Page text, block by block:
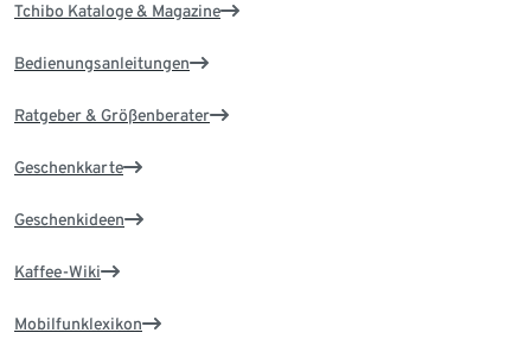
Tchibo Kataloge & Magazine
Bedienungsanleitungen
Ratgeber & Größenberater
Geschenkkarte
Geschenkideen
Kaffee-Wiki
Mobilfunklexikon